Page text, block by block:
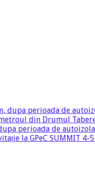
dupa perioada de
din Drumul
perioada de
la GPeC SUMMIT 4-